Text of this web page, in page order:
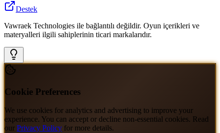
Destek
Vawraek Technologies ile bağlantılı değildir. Oyun içerikleri ve
materyalleri ilgili sahiplerinin ticari markalarıdır.
Cookie Preferences
We use cookies for analytics and advertising to improve your
experience. You can accept or decline non-essential cookies. Read
our Privacy Policy for more details.